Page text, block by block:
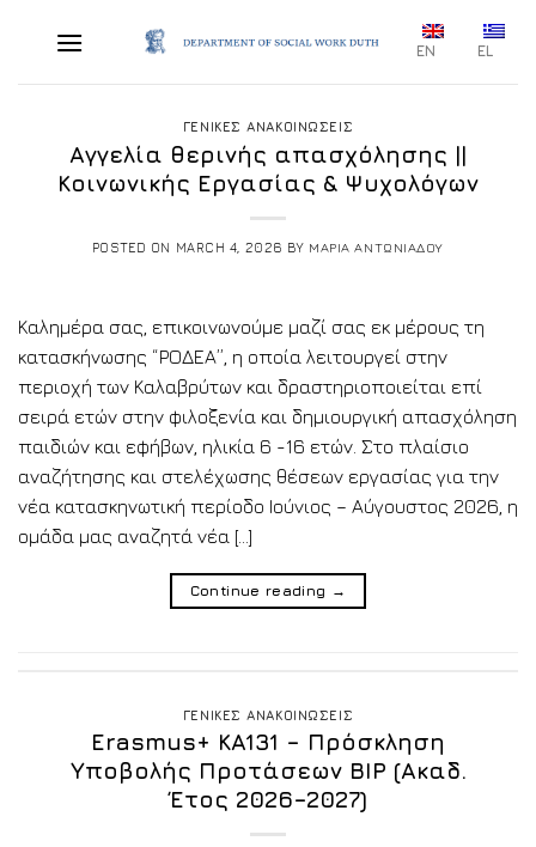
EN EL
ΓΕΝΙΚΕΣ ΑΝΑΚΟΙΝΩΣΕΙΣ
Αγγελία θερινής απασχόλησης ||
Κοινωνικής Εργασίας & Ψυχολόγων
POSTED ON MARCH 4, 2026 BY ΜΑΡΙΑ ΑΝΤΩΝΙΑΔΟΥ
Καλημέρα σας, επικοινωνούμε μαζί σας εκ μέρους τη
κατασκήνωσης “ΡΟΔΕΑ”, η οποία λειτουργεί στην
περιοχή των Καλαβρύτων και δραστηριοποιείται επί
σειρά ετών στην φιλοξενία και δημιουργική απασχόληση
παιδιών και εφήβων, ηλικία 6 -16 ετών. Στο πλαίσιο
αναζήτησης και στελέχωσης θέσεων εργασίας για την
νέα κατασκηνωτική περίοδο Ιούνιος – Αύγουστος 2026, η
ομάδα μας αναζητά νέα […]
Continue reading →
ΓΕΝΙΚΕΣ ΑΝΑΚΟΙΝΩΣΕΙΣ
Erasmus+ KA131 – Πρόσκληση
Υποβολής Προτάσεων BIP (Ακαδ.
Έτος 2026–2027)